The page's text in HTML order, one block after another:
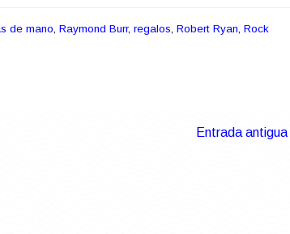
de mano, Raymond Burr, regalos, Robert Ryan, Rock
Entrada antigua